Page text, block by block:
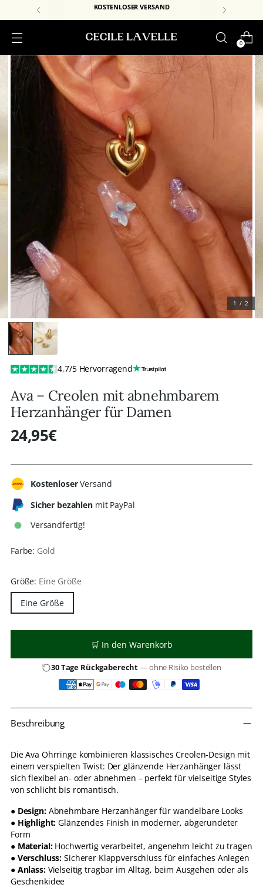
KOSTENLOSER VERSAND
0
1 / 2
4,7/5 Hervorragend
Ava – Creolen mit abnehmbarem
Herzanhänger für Damen
Regulärer
24,95€
KostenloserVersand
Sicher bezahlenmit PayPal
Versandfertig!
Farbe: Gold
Größe: Eine Größe
Eine Größe
🛒 In den Warenkorb
30 Tage Rückgaberecht— ohne Risiko bestellen
in
legen
Beschreibung
Die Ava Ohrringe kombinieren klassisches Creolen-Design mit
einem verspielten Twist: Der glänzende Herzanhänger lässt
sich flexibel an- oder abnehmen – perfekt für vielseitige Styles
von schlicht bis romantisch.
● Design:Abnehmbare Herzanhänger für wandelbare Looks
● Highlight: Glänzendes Finish in moderner, abgerundeter
Form
● Material:Hochwertig verarbeitet, angenehm leicht zu tragen
● Verschluss: Sicherer Klappverschluss für einfaches Anlegen
● Anlass:Vielseitig tragbar im Alltag, beim Ausgehen oder als
Geschenkidee